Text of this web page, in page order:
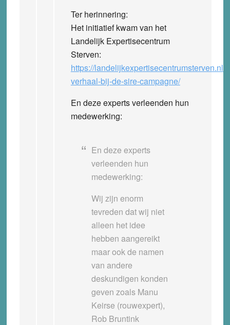
Ter herinnering:
Het initiatief kwam van het
Landelijk Expertisecentrum
Sterven:
https://landelijkexpertisecentrumsterven.nl/
verhaal-bij-de-sire-campagne/
En deze experts verleenden hun
medewerking:
En deze experts
verleenden hun
medewerking:
Wij zijn enorm
tevreden dat wij niet
alleen het idee
hebben aangereikt
maar ook de namen
van andere
deskundigen konden
geven zoals Manu
Keirse (rouwexpert),
Rob Bruntink